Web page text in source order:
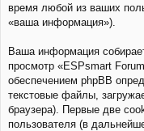
время любой из ваших
«ваша информация»).
Ваша информация
просмотр «ESPsmart
обеспечением phpBB
текстовые файлы,
браузера). Первые две
пользователя (в